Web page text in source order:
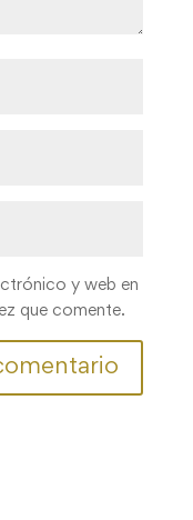
y web en
que comente.